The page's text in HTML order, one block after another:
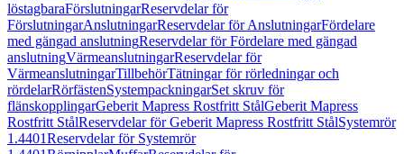
löstagbaraFörslutningarReservdelar för
FörslutningarAnslutningarReservdelar för AnslutningarFördelare
med gängad anslutningReservdelar för Fördelare med gängad
anslutningVärmeanslutningarReservdelar för
VärmeanslutningarTillbehörTätningar för rörledningar och
rördelarRörfästenSystempackningarSet skruv för
flänskopplingarGeberit Mapress Rostfritt StålGeberit Mapress
Rostfritt StålReservdelar för Geberit Mapress Rostfritt StålSystemrör
1.4401Reservdelar för Systemrör